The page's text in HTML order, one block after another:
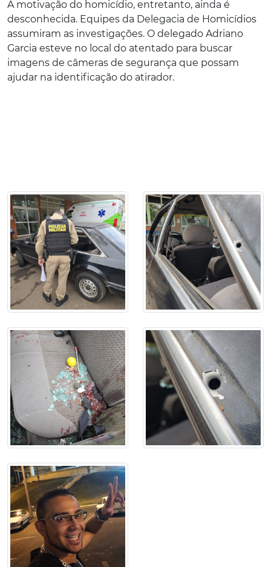
A motivação do homicídio, entretanto, ainda é
desconhecida. Equipes da Delegacia de Homicídios
assumiram as investigações. O delegado Adriano
Garcia esteve no local do atentado para buscar
imagens de câmeras de segurança que possam
ajudar na identificação do atirador.